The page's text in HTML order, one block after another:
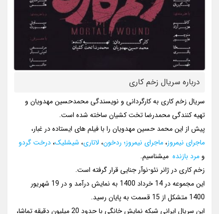
درباره سریال زخم کاری
سریال زخم کاری به کارگردانی و نویسندگی محمدحسین مهدویان و
تهیه کنندگی محمدرضا تخت کشیان ساخته شده است.
پیش از این محمد حسین مهدویان را با فیلم های ایستاده در غبار،
ماجرای نیمروز،ماجرای نیمروز؛ ردخون، لاتاری، شیشلیک،درخت گردو
ومرد بازنده میشناسیم.
زخم کاری در ژانر نئو-نوآر جنایی قرار گرفته است.
این مجموعه در 14 خرداد 1400 به نمایش درآمد و در 19 شهریور
1400 متشکل از 15 قسمت به پایان رسید.
این سریال ایرانی شبکه نمایش خانگی با حدود 20 میلیون دقیقه تماشا،